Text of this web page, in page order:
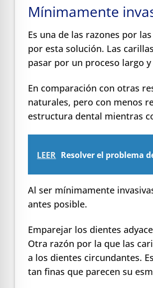
Mínimamente
Es una de las razones por
por esta solución. Las
pasar por un proceso largo
En comparación con otras
naturales, pero con menos
estructura dental mientras
LEER Resolver el problema
Al ser mínimamente
antes posible.
Emparejar los dientes
Otra razón por la que las
a los dientes circundantes.
tan finas que parecen su